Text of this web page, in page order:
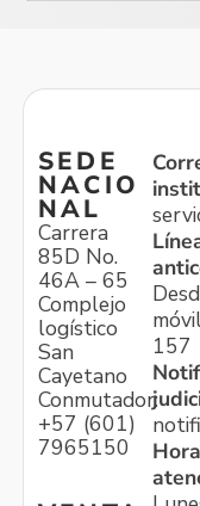
SEDE
NACIO
NAL
Carrera
85D No.
46A – 65
Complejo
logístico
San
Cayetano
Conmutador:
+57 (601)
7965150
157